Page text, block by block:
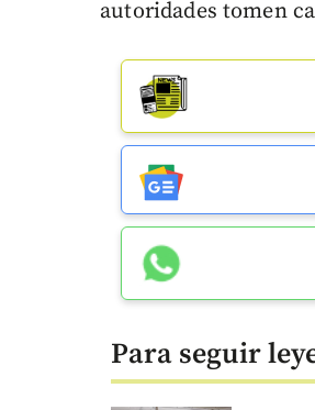
autoridades tomen
Para seguir